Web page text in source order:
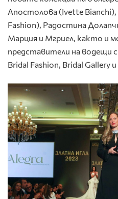
Апостолова (Ivette
Fashion), Радостина
Марция и Мгриел, както и
представители на водещи
Bridal Fashion, Bridal Gallery и